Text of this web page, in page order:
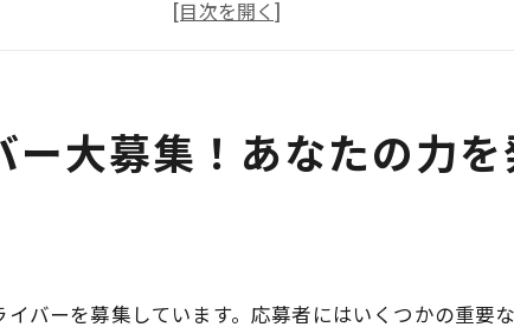
セスと面接のポイント
る大阪の長距離トラックドライバー求人情報
大募集！あなたの力
バーを募集しています。応募者にはいくつかの重要